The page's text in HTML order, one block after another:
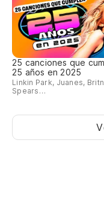
25 canciones que
25 años en 2025
Linkin Park, Juanes,
Spears…